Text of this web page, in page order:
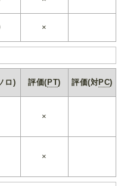
×
ロ) 評価( PT) 評価(対PC)
×
×